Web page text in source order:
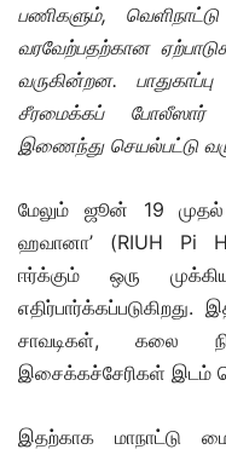
பணிகளும், வெளிநாட்டு
வரவேற்பதற்கான
வருகின்றன.
சீரமைக்கப் போலீஸார்
இணைந்து செயல்பட்டு
மேலும் ஜூன் 19
ஹவானா’ (RIUH Pi
ஈர்க்கும் ஒரு
சாவடிகள், கலை
இசைக்கச்சேரிகள் இடம்
இதற்காக மாநாட்டு